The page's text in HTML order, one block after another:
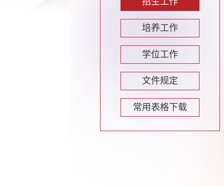
培养工作
学位工作
文件规定
常用表格下载